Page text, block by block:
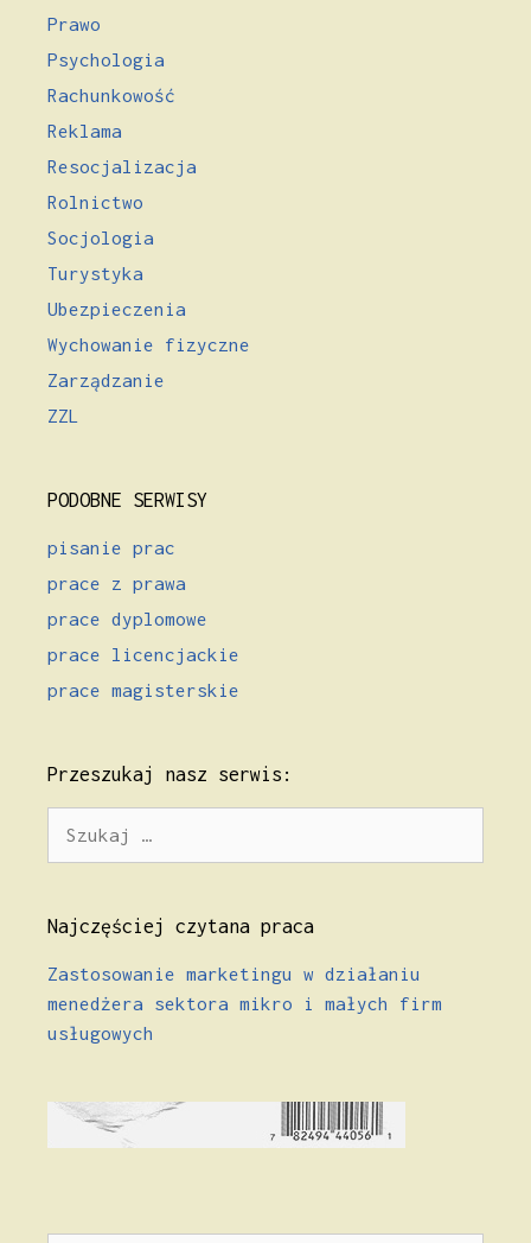
Prawo
Psychologia
Rachunkowość
Reklama
Resocjalizacja
Rolnictwo
Socjologia
Turystyka
Ubezpieczenia
Wychowanie fizyczne
Zarządzanie
ZZL
PODOBNE SERWISY
pisanie prac
prace z prawa
prace dyplomowe
prace licencjackie
prace magisterskie
Przeszukaj nasz serwis:
Najczęściej czytana praca
Zastosowanie marketingu w działaniu
menedżera sektora mikro i małych firm
usługowych